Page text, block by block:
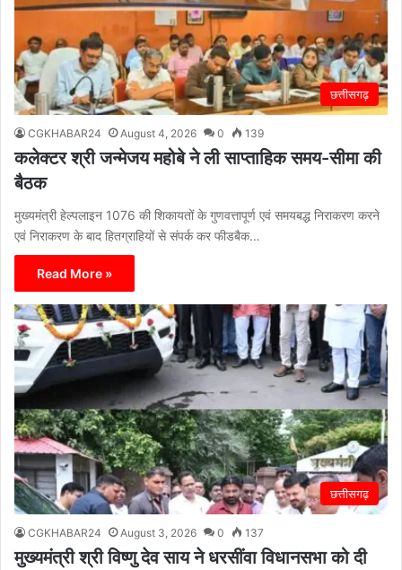
छत्तीसगढ़
CGKHABAR24 August 4, 2026 0 139
कलेक्टर श्री जन्मेजय महोबे ने ली साप्ताहिक समय-सीमा की
बैठक
मुख्यमंत्री हेल्पलाइन 1076 की शिकायतों के गुणवत्तापूर्ण एवं समयबद्ध निराकरण करने
एवं निराकरण के बाद हितग्राहियों से संपर्क कर फीडबैक…
Read More »
छत्तीसगढ़
CGKHABAR24 August 3, 2026 0 137
मुख्यमंत्री श्री विष्णु देव साय ने धरसींवा विधानसभा को दी